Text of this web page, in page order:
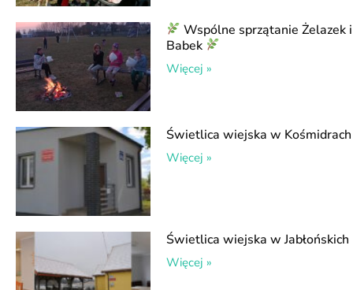
Wspólne sprzątanie Żelazek i
Babek
Więcej »
Świetlica wiejska w Kośmidrach
Więcej »
Świetlica wiejska w Jabłońskich
Więcej »